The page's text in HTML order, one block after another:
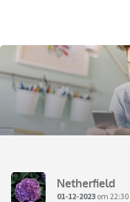
Netherfield
01-12-2023 om 22:30